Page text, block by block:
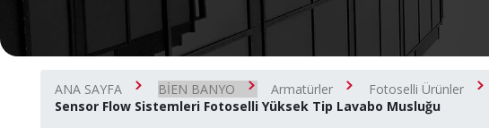
ANA SAYFA BİEN BANYO Armatürler Fotoselli Ürünler
Sensor Flow Sistemleri Fotoselli Yüksek Tip Lavabo Musluğu